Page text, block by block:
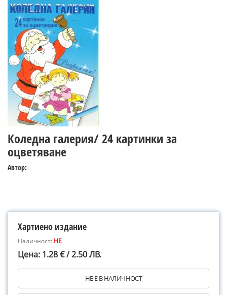
Коледна галерия/ 24 картинки за
оцветяване
Автор:
Хартиено издание
Наличност: НЕ
Цена: 1.28 € / 2.50 ЛВ.
НЕ Е В НАЛИЧНОСТ